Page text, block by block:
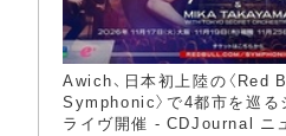
Awich、日本初上陸の〈Red
Symphonic〉で4都市を巡る
ライヴ開催 - CDJournal ニ